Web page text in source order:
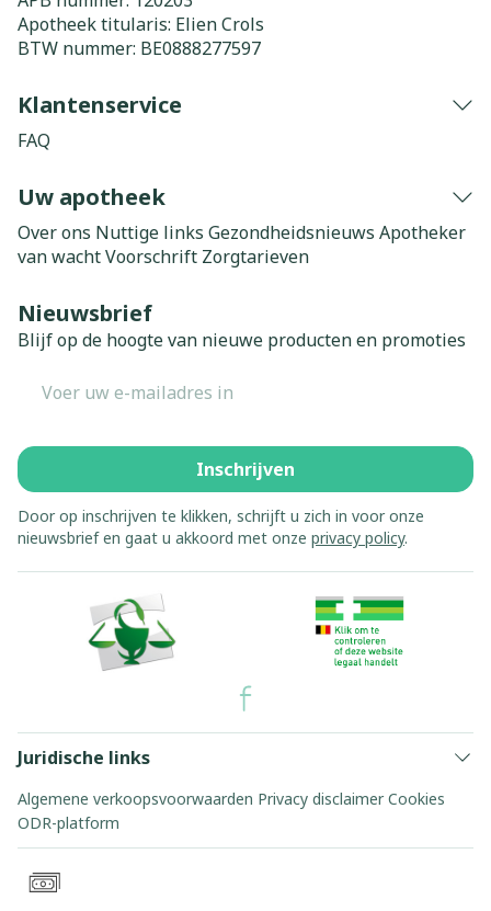
Apotheek titularis: Elien Crols
BTW nummer: BE0888277597
Klantenservice
FAQ
Uw apotheek
Over ons Nuttige links Gezondheidsnieuws Apotheker
van wachtVoorschrift Zorgtarieven
Nieuwsbrief
Blijf op de hoogte van nieuwe producten en promoties
Inschrijven
Door op inschrijven te klikken, schrijft u zich in voor onze
nieuwsbrief en gaat u akkoord met onze privacy policy.
Juridische links
Algemene verkoopsvoorwaarden Privacy disclaimer Cookies
ODR-platform